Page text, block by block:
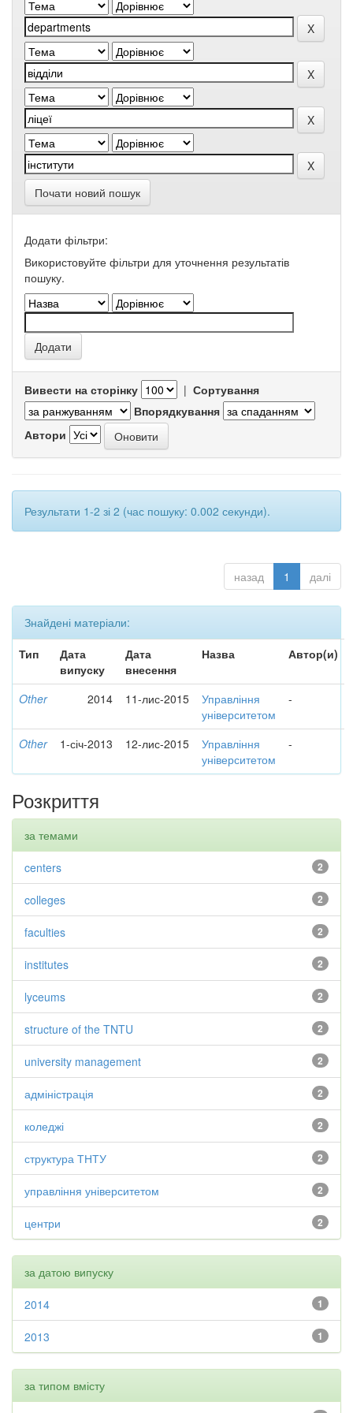
Почати новий пошук
Додати фільтри:
Використовуйте фільтри для уточнення результатів
пошуку.
Вивести на сторінку | Сортування
Впорядкування
Автори
Результати 1-2 зі 2 (час пошуку: 0.002 секунди).
назад 1 далі
Знайдені матеріали:
Тип
Дата
випуску
Дата
внесення
Назва Автор(и)
Other 2014 11-лис-2015
Управління
університетом
-
Other 1-січ-2013 12-лис-2015
Управління
університетом
-
Розкриття
за темами
2
centers
2
colleges
2
faculties
2
institutes
2
lyceums
2
structure of the TNTU
2
university management
2
адміністрація
2
коледжі
2
структура ТНТУ
2
управління університетом
2
центри
за датою випуску
1
2014
1
2013
за типом вмісту